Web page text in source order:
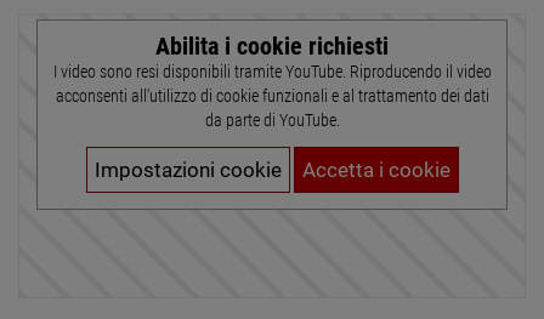
Abilita i cookie richiesti
I video sono resi disponibili tramite YouTube. Riproducendo il video
acconsenti all'utilizzo di cookie funzionali e al trattamento dei dati
da parte di YouTube.
Impostazioni cookie Accetta i cookie